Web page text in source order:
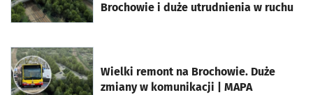
Brochowie i duże utrudnienia w ruchu
Wielki remont na Brochowie. Duże
zmiany w komunikacji | MAPA
otworzy się w nowej karcie